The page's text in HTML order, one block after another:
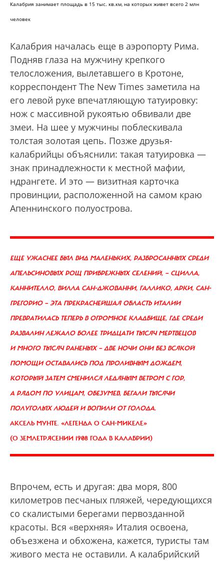
Калабрия занимает площадь в 15 тыс. кв.км, на которых живет всего 2 млн
человек
Калабрия началась еще в аэропорту Рима.
Подняв глаза на мужчину крепкого
телосложения, вылетавшего в Кротоне,
корреспондент The New Times заметила на
его левой руке впечатляющую татуировку:
нож с массивной рукоятью обвивали две
змеи. На шее у мужчины поблескивала
толстая золотая цепь. Позже друзья-
калабрийцы объяснили: такая татуировка —
знак принадлежности к местной мафии,
ндрангете. И это — визитная карточка
провинции, расположенной на самом краю
Апеннинского полуострова.
ЕЩЕ УЖАСНЕЕ БЫЛ ВИД МАЛЕНЬКИХ, РАЗБРОСАННЫХ СРЕДИ
АПЕЛЬСИНОВЫХ РОЩ ПРИБРЕЖНЫХ СЕЛЕНИЙ, — СЦИЛЛА,
КАННИТЕЛЛО, ВИЛЛА САН-ДЖОВАННИ, ГАЛЛИКО, АРКИ, САН-
ГРЕГОРИО — ЭТА ПРЕКРАСНЕЙШАЯ ОБЛАСТЬ ИТАЛИИ
ПРЕВРАТИЛАСЬ ТЕПЕРЬ В ОГРОМНОЕ КЛАДБИЩЕ, ГДЕ СРЕДИ
РАЗВАЛИН ЛЕЖАЛО БОЛЕЕ ТРИДЦАТИ ТЫСЯЧ МЕРТВЕЦОВ
И МНОГО ТЫСЯЧ РАНЕНЫХ — ДВЕ НОЧИ ОНИ БЕЗ ВСЯКОЙ
ПОМОЩИ ОСТАВАЛИСЬ ПОД ПРОЛИВНЫМ ДОЖДЕМ,
КОТОРЫЙ ЗАТЕМ СМЕНИЛСЯ ЛЕДЯНЫМ ВЕТРОМ С ГОР,
А РЯДОМ ПО УЛИЦАМ, ОБЕЗУМЕВ, БЕГАЛИ ТЫСЯЧИ
ПОЛУГОЛЫХ ЛЮДЕЙ И ВОПИЛИ ОТ ГОЛОДА.
АКСЕЛЬ МУНТЕ. «ЛЕГЕНДА О САН-МИКЕЛЕ»
(О ЗЕМЛЕТРЯСЕНИИ 1908 ГОДА В КАЛАБРИИ)
Впрочем, есть и другая: два моря, 800
километров песчаных пляжей, чередующихся
со скалистыми берегами первозданной
красоты. Вся «верхняя» Италия освоена,
объезжена и обхожена, кажется, туристы там
живого места не оставили. А калабрийский